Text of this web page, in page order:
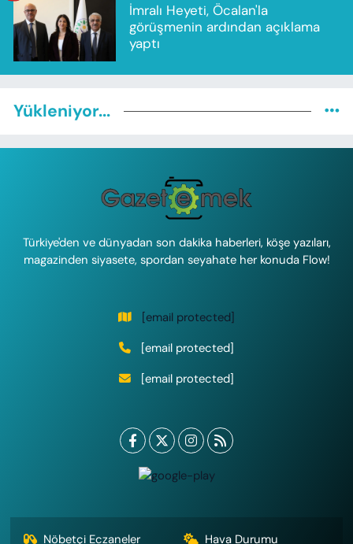
İmralı Heyeti, Öcalan'la
görüşmenin ardından açıklama
yaptı
Yükleniyor...
Türkiye'den ve dünyadan son dakika haberleri, köşe yazıları,
magazinden siyasete, spordan seyahate her konuda Flow!
[email protected]
[email protected]
[email protected]
Nöbetçi Eczaneler Hava Durumu